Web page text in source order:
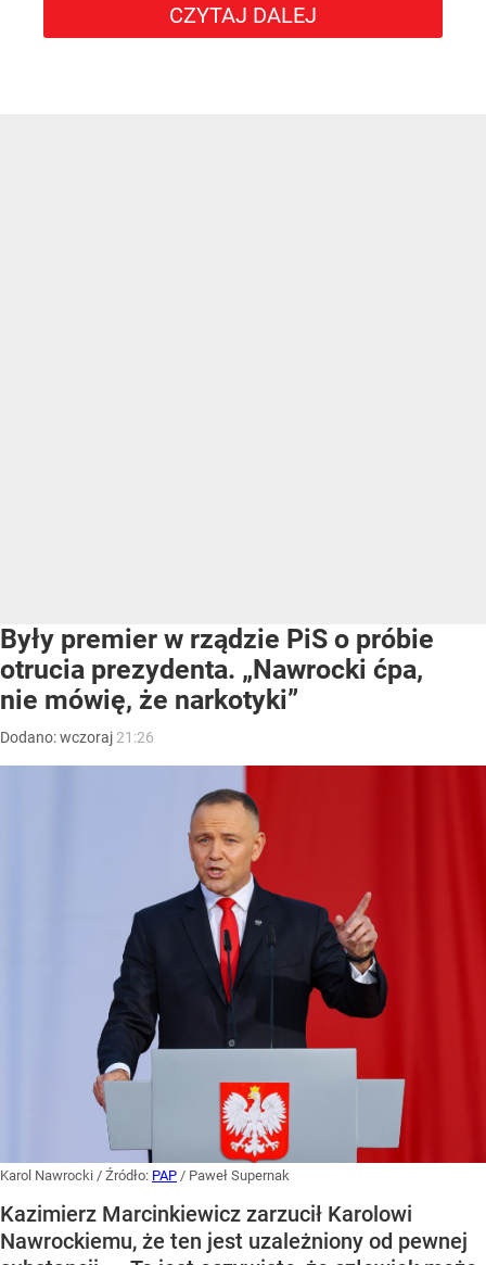
CZYTAJ DALEJ
Były premier w rządzie PiS o próbie
otrucia prezydenta. „Nawrocki ćpa,
nie mówię, że narkotyki”
Dodano:wczoraj 21:26
Karol Nawrocki / Źródło: PAP / Paweł Supernak
Kazimierz Marcinkiewicz zarzucił Karolowi
Nawrockiemu, że ten jest uzależniony od pewnej